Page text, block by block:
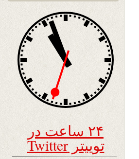
۲۴ ساعت در
توییتر Twitter